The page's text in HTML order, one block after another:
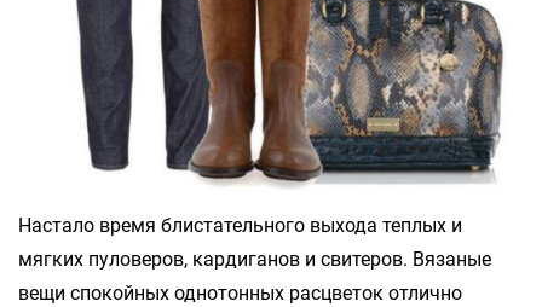
Настало время блистательного выхода теплых и
мягких пуловеров, кардиганов и свитеров. Вязаные
вещи спокойных однотонных расцветок отлично